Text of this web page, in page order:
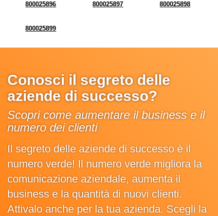
800025896 800025897 800025898
800025899
Conosci il segreto delle
aziende di successo?
Scopri come aumentare il business e il
numero dei clienti
Il segreto delle aziende di successo è il
numero verde! Il numero verde migliora la
comunicazione aziendale, aumenta il
business e la quantità di nuovi clienti.
Attivalo anche per la tua azienda. Scegli la